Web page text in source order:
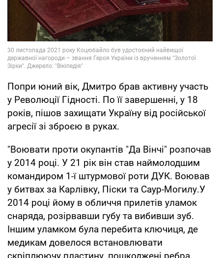
Попри юний вік, Дмитро брав активну участь
у Революції Гідності. По її завершенні, у 18
років, пішов захищати Україну від російської
агресії зі зброєю в руках.
"Воювати проти окупантів "Да Вінчі" розпочав
у 2014 році. У 21 рік він став наймолодшим
командиром 1-ї штурмової роти ДУК. Воював
у битвах за Карлівку, Піски та Саур-Могилу.У
2014 році йому в обличчя прилетів уламок
снаряда, розірвавши губу та вибивши зуб.
Іншим уламком була перебита ключиця, де
медикам довелося встановлювати